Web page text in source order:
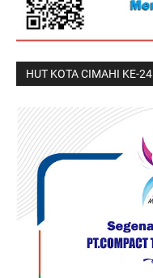
HUT KOTA CIMAHI KE-24